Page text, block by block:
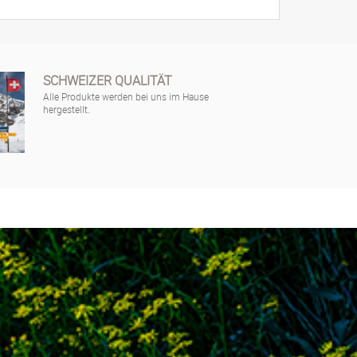
SCHWEIZER QUALITÄT
Alle Produkte werden bei uns im Hause
hergestellt.